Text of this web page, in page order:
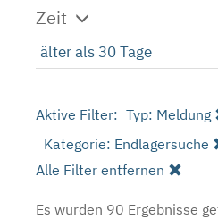
Zeit
älter als 30 Tage
Aktive Filter: Typ: Meldung
Kategorie: Endlagersuche
Alle Filter entfernen
Es wurden 90 Ergebnisse